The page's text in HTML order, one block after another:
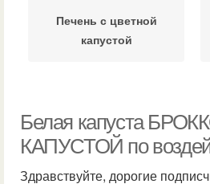
Печень с цветной
капустой
Белая капуста
КАПУСТОЙ по
Здравствуйте, дорогие